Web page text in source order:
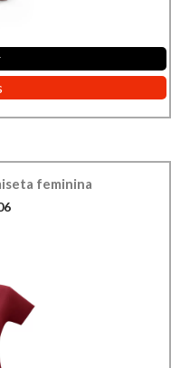
feminina